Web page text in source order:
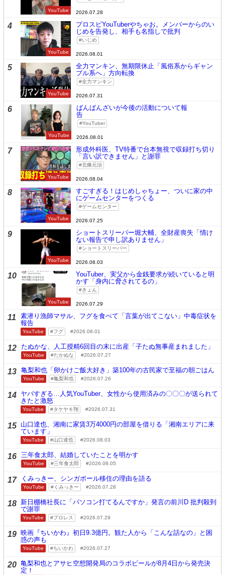
YouTube 2026.07.28
4
YouTube
プロスピYouTuberやちゃお。メンバーからのい
じめを告発し、相手も名指しで批判
いじめ
2026.08.01
5
YouTube
全力マンキン、無期限休止「風俗系からギャン
ブル系へ」方向転換
全力マンキン
2026.07.31
6
YouTube
ばんばんざいが今後の活動について報
告
YouTuber
2026.08.01
7
YouTube
形成外科医、TV特番で台本無視で収録打ち切り
「言い訳できません」と謝罪
北條元治
2026.08.04
8
YouTube
すごすぎる！はじめしゃちょー、ついに家の中
にゲームセンターをつくる
ゲームセンター
2026.07.25
9
YouTube
ショートスリーパー堀大輔、全財産喪失「情け
ない報告で申し訳ありません」
ショートスリーパー
2026.08.03
10
YouTube
YouTuber、実父から金銭要求が続いていると明
かす「身内に脅されてるの」
きょん
2026.07.29
11
素潜り漁師マサル、フグを食べて「言葉が出てこない」中毒症状を
報告
YouTube フグ 2026.08.01
12 たぬかな、人工授精6回目の末に出産「子たぬ無事産まれました」
YouTube たかぬな 2026.07.27
13 亀梨和也「卵かけご飯大好き」築100年の古民家で至福の朝ごはん
YouTube 亀梨和也 2026.07.26
14 ヤバすぎる…人気YouTuber、女性から使用済みの〇〇〇が送られて
きたと激怒
YouTube タケヤキ翔 2026.07.31
15 山口達也、湘南に家賃3万4000円の部屋を借りる「湘南エリアに来
ています」
YouTube 山口達也 2026.08.03
16 三年食太郎、結婚していたことを明かす
YouTube 三年食太郎 2026.08.05
17 くみっきー、シンガポール移住の理由を語る
YouTube くみっきー 2026.07.28
18 新日棚橋社長に「パソコン打てるんですか」発言の前川D 批判殺到
で謝罪
YouTube プロレス 2026.07.29
19 映画『ちいかわ』初日9.3億円。観た人から「こんな話なの」と困
惑の声も
YouTube ちいかわ 2026.07.27
20 亀梨和也とアサヒ空想開発局のコラボビールが8月4日から発売決
定！